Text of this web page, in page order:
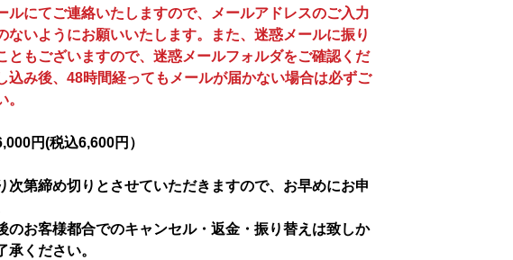
にてご連絡いたしますので、メールアドレスのご入力
ないようにお願いいたします。また、迷惑メールに振り
ともございますので、迷惑メールフォルダをご確認くだ
込み後、48時間経ってもメールが届かない場合は必ずご
円(税込6,600円）
次第締め切りとさせていただきますので、お早めにお申
のお客様都合でのキャンセル・返金・振り替えは致しか
承ください。